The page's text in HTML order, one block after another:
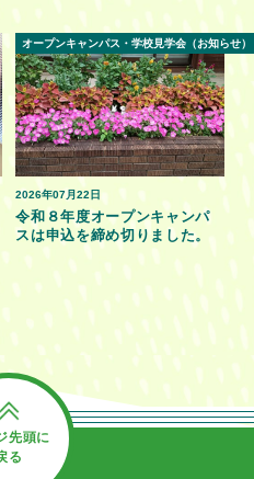
2026年07月22日
オープンキャンパス・学校見学会（お知らせ）
令和８年度オープンキャンパ
スは申込を締め切りました。
先頭に
る